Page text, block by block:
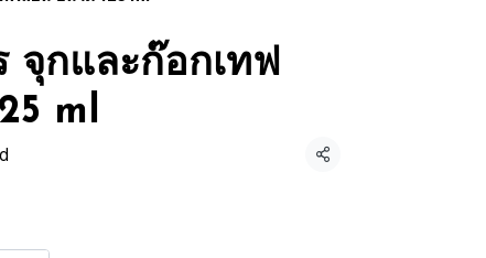
จุกและก๊อกเทฟ
ml
Share